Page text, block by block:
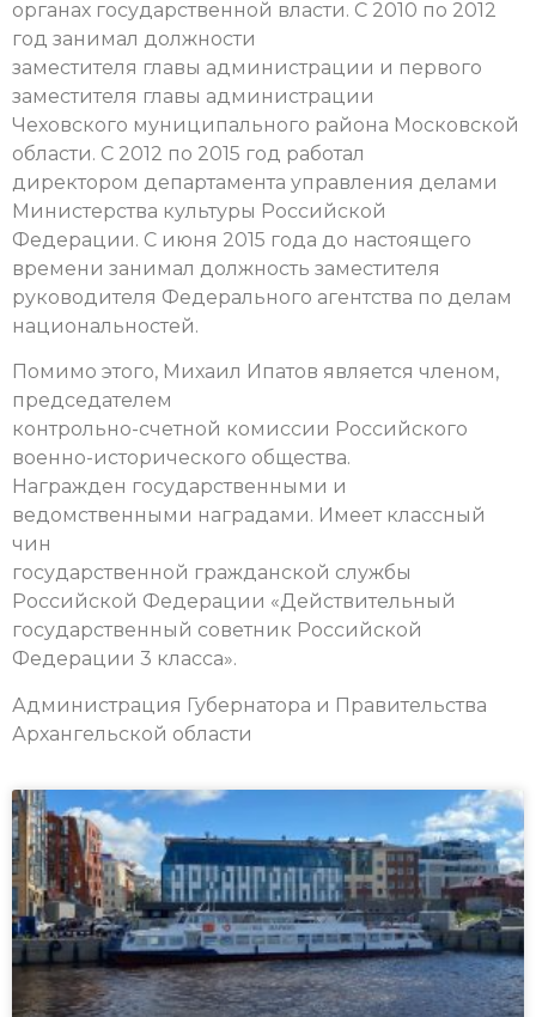
органах государственной власти. С 2010 по 2012
год занимал должности
заместителя главы администрации и первого
заместителя главы администрации
Чеховского муниципального района Московской
области. С 2012 по 2015 год работал
директором департамента управления делами
Министерства культуры Российской
Федерации. С июня 2015 года до настоящего
времени занимал должность заместителя
руководителя Федерального агентства по делам
национальностей.
Помимо этого, Михаил Ипатов является членом,
председателем
контрольно-счетной комиссии Российского
военно-исторического общества.
Награжден государственными и
ведомственными наградами. Имеет классный
чин
государственной гражданской службы
Российской Федерации «Действительный
государственный советник Российской
Федерации 3 класса».
Администрация Губернатора и Правительства
Архангельской области